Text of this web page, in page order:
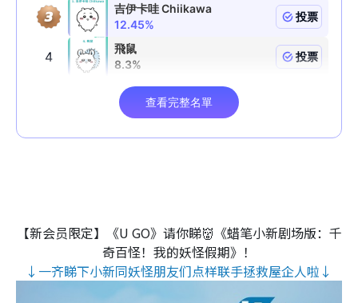
【新会员限定】《U GO》请你睇👹《蜡笔小新剧场版：千
奇百怪！我的妖怪假期》！
↓一齐睇下小新同妖怪朋友们点样联手拯救屋企人啦↓